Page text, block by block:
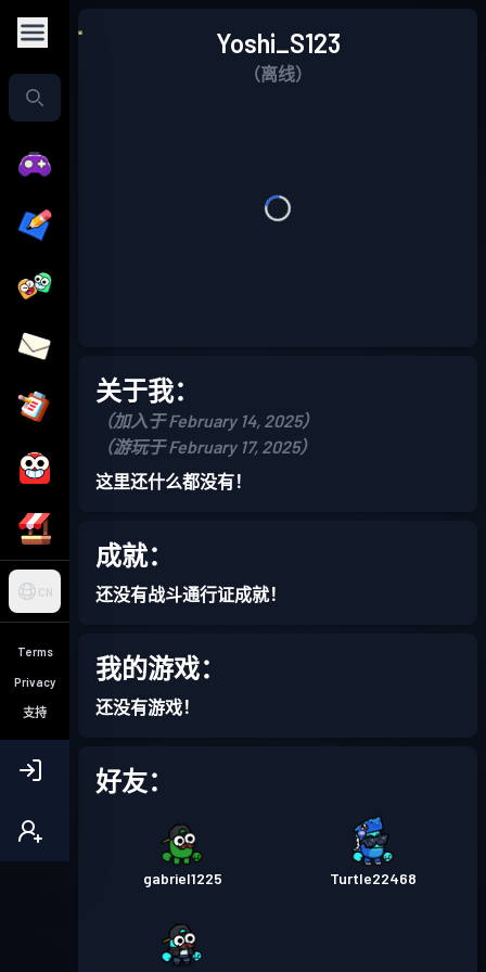
CN
Terms
Privacy
支持
Yoshi_S123
（离线）
关于我：
（加入于 February 14, 2025）
（游玩于 February 17, 2025）
这里还什么都没有！
成就：
还没有战斗通行证成就！
我的游戏：
还没有游戏！
好友：
gabriel1225 Turtle22468